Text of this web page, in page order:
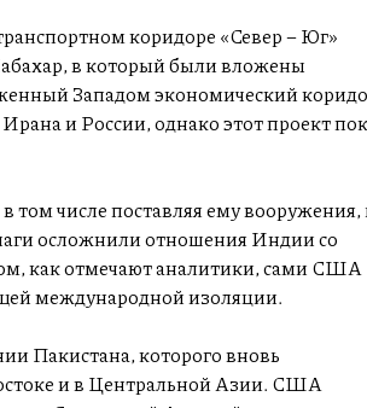
коридоре «Север – Юг»
в который были вложены
Западом экономический
и России, однако этот проект
числе поставляя ему вооружения,
осложнили отношения Индии со
как отмечают аналитики, сами США
международной изоляции.
Пакистана, которого вновь
и в Центральной Азии. США